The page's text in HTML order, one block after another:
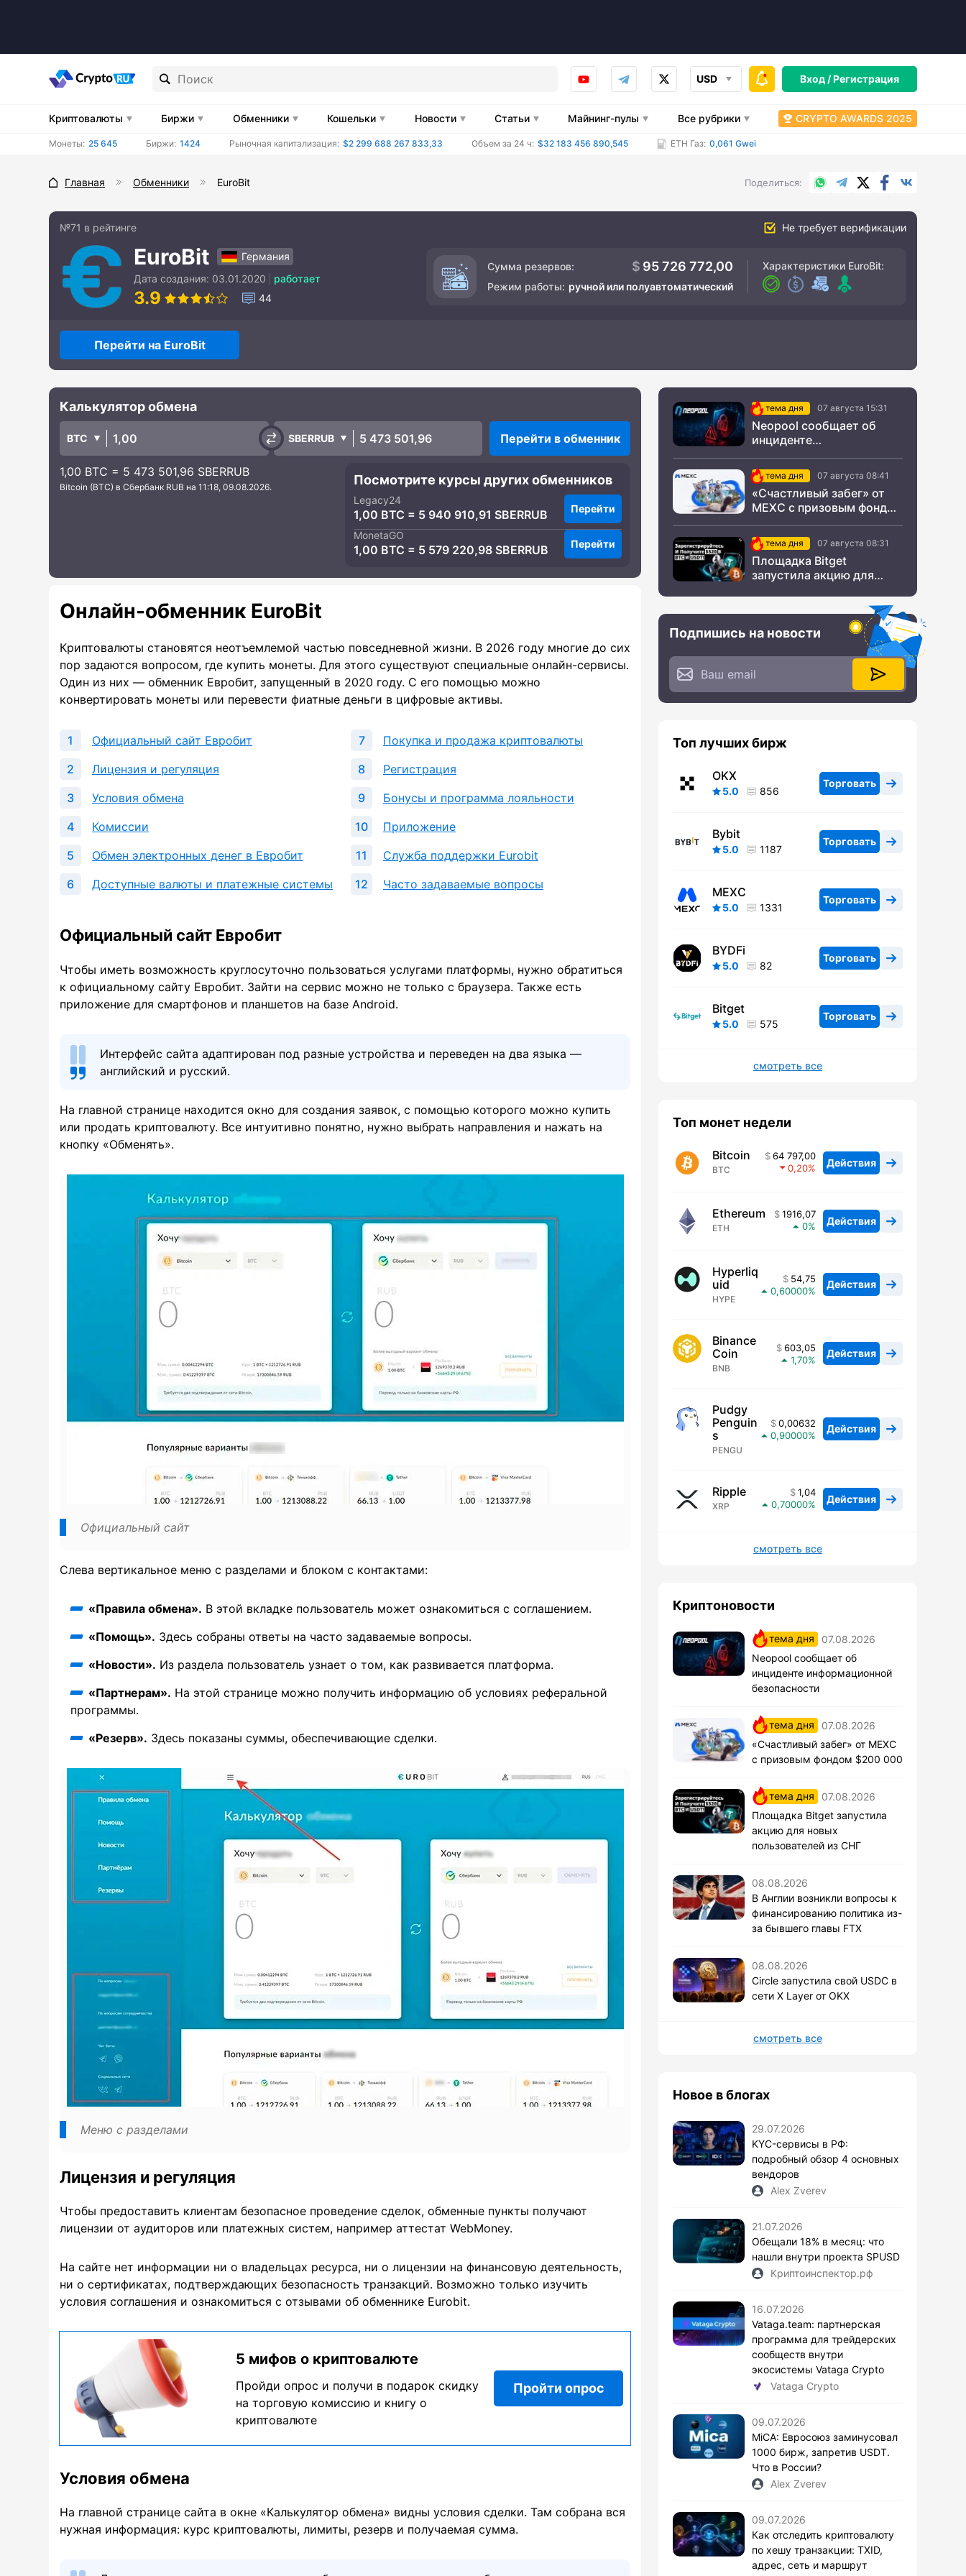
USD Вход /Регистрация
Криптовалюты Биржи Обменники Кошельки Новости Статьи Майнинг-пулы Все рубрики CRYPTO AWARDS 2025
Монеты: 25 645 Биржи: 1424 Рыночная капитализация: $2 299 688 267 833,33 Объем за 24 ч: $32 183 456 890,545 ETH Газ: 0,061 Gwei
Главная Обменники EuroBit Поделиться WhatsApp
TelegramX.comFacebook
№71 в рейтинге Не требует верификации
EuroBit
Германия
Дата создания: 03.01.2020 работает
3.9 44
Сумма резервов: 95 726 772,00
Режим работы: ручной или полуавтоматический
Характеристики EuroBit:
Перейти на EuroBit
Калькулятор обмена
BTC SBERRUB Перейти в обменник
1,00 BTC = 5 473 501,96 SBERRUB
Bitcoin (BTC) в Сбербанк RUB на 11:18, 09.08.2026. Посмотрите курсы других обменников
Legacy24
1,00 BTC = 5 940 910,91 SBERRUB Перейти
MonetaGO
1,00 BTC = 5 579 220,98 SBERRUB Перейти
Онлайн-обменник EuroBit
Криптовалюты становятся неотъемлемой частью повседневной жизни. В 2026 году многие до сих
пор задаются вопросом, где купить монеты. Для этого существуют специальные онлайн-сервисы.
Один из них — обменник Евробит, запущенный в 2020 году. С его помощью можно
конвертировать монеты или перевести фиатные деньги в цифровые активы.
Официальный сайт Евробит
Лицензия и регуляция
Условия обмена
Комиссии
Обмен электронных денег в Евробит
Доступные валюты и платежные системы
Покупка и продажа криптовалюты
Регистрация
Бонусы и программа лояльности
Приложение
Служба поддержки Eurobit
Часто задаваемые вопросы
Официальный сайт Евробит
Чтобы иметь возможность круглосуточно пользоваться услугами платформы, нужно обратиться
к официальному сайту Евробит. Зайти на сервис можно не только с браузера. Также есть
приложение для смартфонов и планшетов на базе Android.
Интерфейс сайта адаптирован под разные устройства и переведен на два языка —
английский и русский.
На главной странице находится окно для создания заявок, с помощью которого можно купить
или продать криптовалюту. Все интуитивно понятно, нужно выбрать направления и нажать на
кнопку «Обменять».
Официальный сайт
Слева вертикальное меню с разделами и блоком с контактами:
«Правила обмена». В этой вкладке пользователь может ознакомиться с соглашением.
«Помощь». Здесь собраны ответы на часто задаваемые вопросы.
«Новости». Из раздела пользователь узнает о том, как развивается платформа.
«Партнерам». На этой странице можно получить информацию об условиях реферальной
программы.
«Резерв». Здесь показаны суммы, обеспечивающие сделки.
Меню с разделами
Лицензия и регуляция
Чтобы предоставить клиентам безопасное проведение сделок, обменные пункты получают
лицензии от аудиторов или платежных систем, например аттестат WebMoney.
На сайте нет информации ни о владельцах ресурса, ни о лицензии на финансовую деятельность,
ни о сертификатах, подтверждающих безопасность транзакций. Возможно только изучить
условия соглашения и ознакомиться с отзывами об обменнике Eurobit.
5 мифов о криптовалюте
Пройди опрос и получи в подарок скидку
на торговую комиссию и книгу о
криптовалюте
Пройти опрос
Условия обмена
На главной странице сайта в окне «Калькулятор обмена» видны условия сделки. Там собрана вся
нужная информация: курс криптовалюты, лимиты, резерв и получаемая сумма.
тема дня 07 августа 15:31
Neopool сообщает об
инциденте
безопасности
тема дня 07 августа 08:41
«Счастливый забег» от
MEXC с призовым фондом
тема дня 07 августа 08:31
Площадка Bitget
запустила акцию для
Подпишись на новости
Топ лучших бирж
OKX
5.0 856
Торговать
Bybit
5.0 1187
Торговать
MEXC
5.0 1331
Торговать
BYDFi
5.0 82
Торговать
Bitget
5.0 575
Торговать
смотреть все
Топ монет недели
Bitcoin
BTC
64 797,00
0,20
Действия
Ethereum
ETH
1916,07
0
Действия
Hyperliq
uid
HYPE
54,75
0,60000
Действия
Binance
Coin
BNB
603,05
1,70
Действия
Pudgy
Penguin
s
PENGU
0,00632
0,90000
Действия
Ripple
XRP
1,04
0,70000
Действия
смотреть все
Криптоновости
тема дня
07.08.2026
Neopool сообщает об
инциденте информационной
безопасности
тема дня
07.08.2026
«Счастливый забег» от MEXC
с призовым фондом $200 000
тема дня
07.08.2026
Площадка Bitget запустила
акцию для новых
пользователей из СНГ
08.08.2026
В Англии возникли вопросы к
финансированию политика из-
за бывшего главы FTX
08.08.2026
Circle запустила свой USDC в
сети X Layer от OKX
смотреть все
Новое в блогах
29.07.2026
KYC-сервисы в РФ:
подробный обзор 4 основных
вендоров
Alex Zverev
21.07.2026
Обещали 18% в месяц: что
нашли внутри проекта SPUSD
Криптоинспектор.рф
16.07.2026
Vataga.team: партнерская
программа для трейдерских
сообществ внутри
экосистемы Vataga Crypto
Vataga Crypto
09.07.2026
MiCA: Евросоюз заминусовал
1000 бирж, запретив USDT.
Что в России?
Alex Zverev
09.07.2026
Как отследить криптовалюту
по хешу транзакции: TXID,
адрес, сеть и маршрут